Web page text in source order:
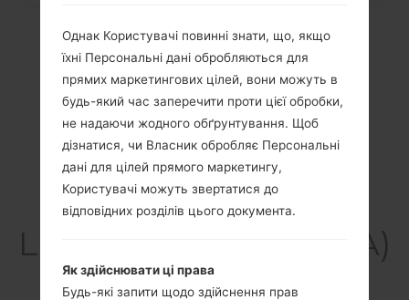
Відео
LGG810EA(LMG810EA)
akaLG G8S ThinQ
Однак Користувачі повинні знати, що, якщо
їхні Персональні дані обробляються для
прямих маркетингових цілей, вони можуть в
будь-який час заперечити проти цієї обробки,
не надаючи жодного обґрунтування. Щоб
дізнатися, чи Власник обробляє Персональні
дані для цілей прямого маркетингу,
Користувачі можуть звертатися до
відповідних розділів цього документа.
Як здійснювати ці права
Будь-які запити щодо здійснення прав